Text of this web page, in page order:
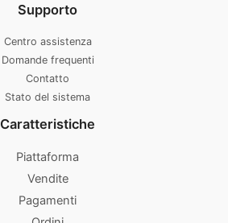
Supporto
Centro assistenza
Domande frequenti
Contatto
Stato del sistema
Caratteristiche
Piattaforma
Vendite
Pagamenti